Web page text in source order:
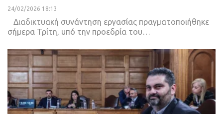
24/02/2026 18:13
Διαδικτυακή συνάντηση εργασίας πραγματοποιήθηκε
σήμερα Τρίτη, υπό την προεδρία του…